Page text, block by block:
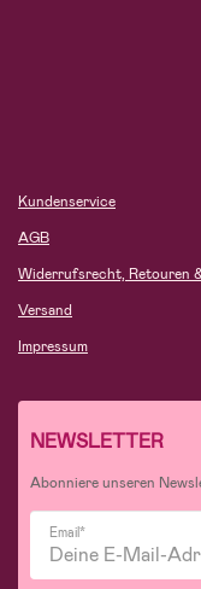
Kundenservice
AGB
Widerrufsrecht, Retouren
Versand
Impressum
NEWSLETTER
Abonniere unseren
Email*